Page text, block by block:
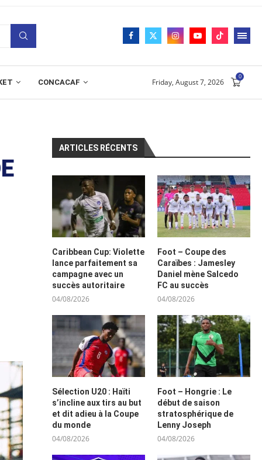
CONCACAF Friday, August 7, 2026
0
ARTICLES RÉCENTS
Caribbean Cup: Violette
lance parfaitement sa
campagne avec un
succès autoritaire
04/08/2026
Foot – Coupe des
Caraïbes : Jamesley
Daniel mène Salcedo
FC au succès
04/08/2026
Sélection U20 : Haïti
s’incline aux tirs au but
et dit adieu à la Coupe
du monde
04/08/2026
Foot – Hongrie : Le
début de saison
stratosphérique de
Lenny Joseph
04/08/2026